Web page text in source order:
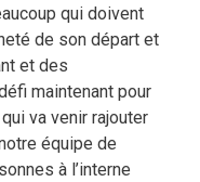
qui doivent
de son départ et
et des
maintenant pour
va venir rajouter
équipe de
à l’interne